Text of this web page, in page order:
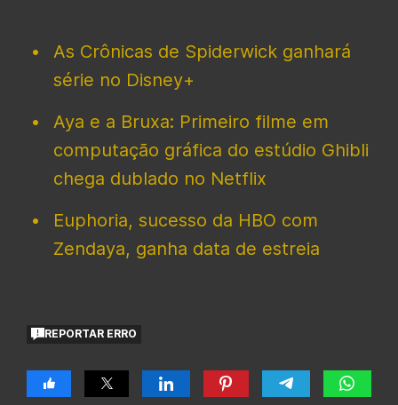
As Crônicas de Spiderwick ganhará
série no Disney+
Aya e a Bruxa: Primeiro filme em
computação gráfica do estúdio Ghibli
chega dublado no Netflix
Euphoria, sucesso da HBO com
Zendaya, ganha data de estreia
REPORTAR ERRO